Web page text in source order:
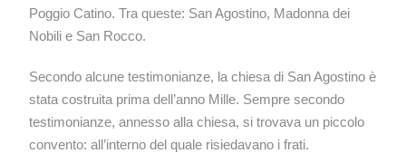
Poggio Catino. Tra queste: San Agostino, Madonna dei
Nobili e San Rocco.
Secondo alcune testimonianze, la chiesa di San Agostino è
stata costruita prima dell’anno Mille. Sempre secondo
testimonianze, annesso alla chiesa, si trovava un piccolo
convento: all’interno del quale risiedavano i frati.